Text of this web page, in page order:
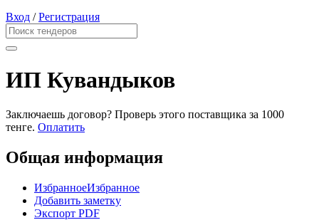
Вход /Регистрация
ИП Кувандыков
Заключаешь договор? Проверь этого поставщика за 1000
тенге. Оплатить
Общая информация
ИзбранноеИзбранное
Добавить заметку
Экспорт PDF